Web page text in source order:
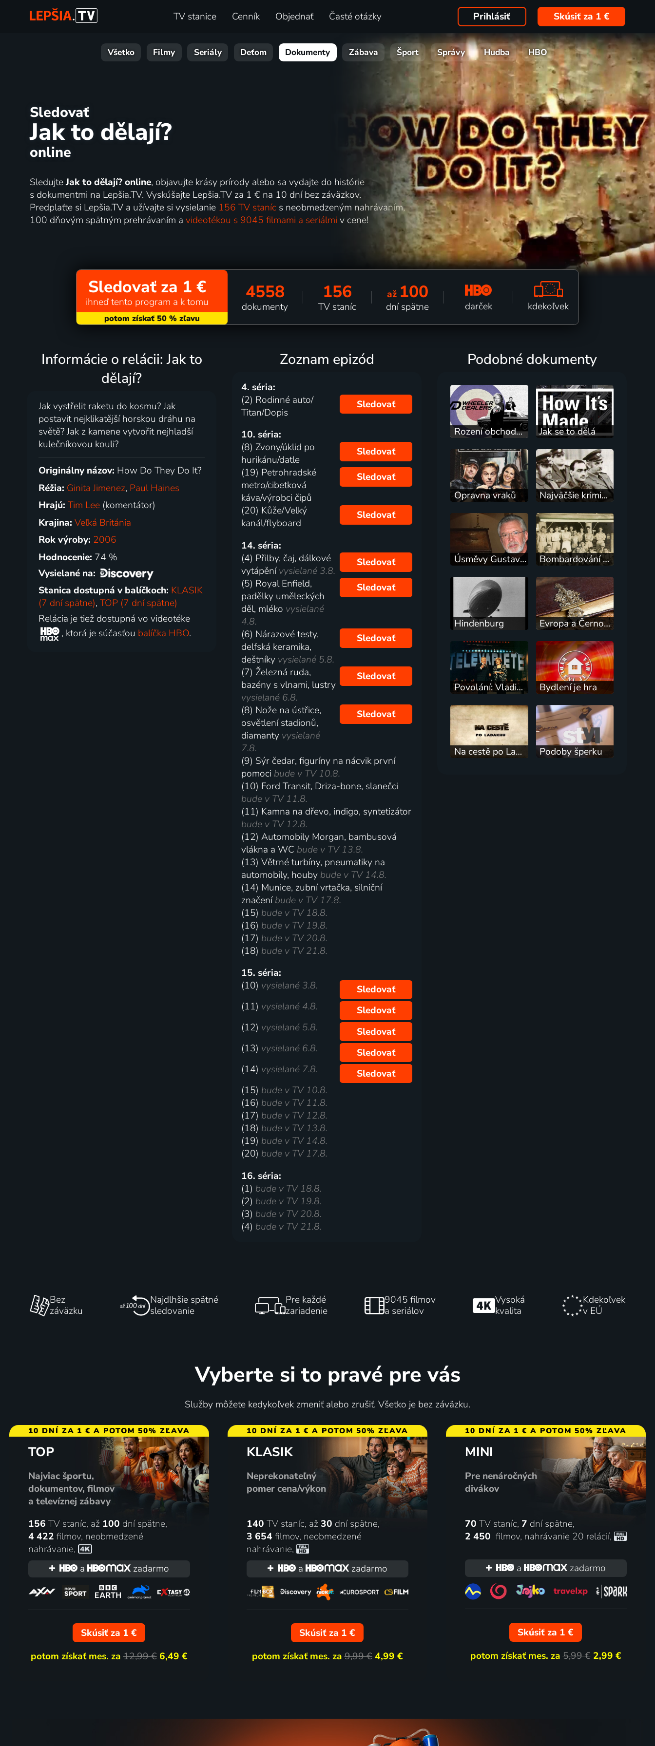
TV stanice Cenník Objednať Časté otázky Prihlásiť Skúsiť za 1 €
Všetko Filmy Seriály Deťom Dokumenty Zábava Šport Správy Hudba HBO
Sledovať
Jak to dělají?
online
SledujteJak to dělají? online, objavujte krásy prírody alebo sa vydajte do histórie
s dokumentmi na Lepšia.TV. Vyskúšajte Lepšia.TV za 1 € na 10 dní bez záväzkov.
Predplaťte si Lepšia.TV a užívajte si vysielanie 156 TV stanícs neobmedzeným nahrávaním,
100 dňovým spätným prehrávaním a videotékou s 9045 filmami a seriálmi v cene!
Sledovať za 1 €
ihneď tento program a k tomu 4558
dokumenty
156
TV staníc
až 100
dní spätne darček kdekoľvek
Informácie o relácii: Jak to
dělají?
Jak vystřelit raketu do kosmu? Jak
postavit nejklikatější horskou dráhu na
světě? Jak z kamene vytvořit nejhladší
kulečníkovou kouli?
Originálny názov: How Do They Do It?
Réžia: Ginita Jimenez, Paul Haines
Hrajú:Tim Lee (komentátor)
Krajina:Veľká Británia
Rok výroby: 2006
Hodnocenie: 74 %
Vysielané na:
Stanica dostupná v balíčkoch: KLASIK
(7 dní spätne),TOP (7 dní spätne)
Relácia je tiež dostupná vo videotéke
, ktorá je súčasťou balíčka HBO.
Zoznam epizód
4. séria:
(2) Rodinné auto/
Titan/Dopis
Sledovať
10. séria:
(8) Zvony/úklid po
hurikánu/datle
Sledovať
(19) Petrohradské
metro/cibetková
káva/výrobci čipů
Sledovať
(20) Kůže/Velký
kanál/flyboard
Sledovať
14. séria:
(4) Přilby, čaj, dálkové
vytápěnívysielané 3.8.
Sledovať
(5) Royal Enfield,
padělky uměleckých
děl, mléko vysielané
4.8.
Sledovať
(6) Nárazové testy,
delfská keramika,
deštníky vysielané 5.8.
Sledovať
(7) Železná ruda,
bazény s vlnami, lustry
vysielané 6.8.
Sledovať
(8) Nože na ústřice,
osvětlení stadionů,
diamanty vysielané
7.8.
Sledovať
(9) Sýr čedar, figuríny na nácvik první
pomoci bude v TV 10.8.
(10) Ford Transit, Driza-bone, slanečci
bude v TV 11.8.
(11) Kamna na dřevo, indigo, syntetizátor
bude v TV 12.8.
(12) Automobily Morgan, bambusová
vlákna a WC bude v TV 13.8.
(13) Větrné turbíny, pneumatiky na
automobily, houby bude v TV 14.8.
(14) Munice, zubní vrtačka, silniční
značeníbude v TV 17.8.
(15) bude v TV 18.8.
(16) bude v TV 19.8.
(17) bude v TV 20.8.
(18) bude v TV 21.8.
15. séria:
(10) vysielané 3.8.
Sledovať
(11) vysielané 4.8.
Sledovať
(12) vysielané 5.8.
Sledovať
(13) vysielané 6.8.
Sledovať
(14) vysielané 7.8.
Sledovať
(15) bude v TV 10.8.
(16) bude v TV 11.8.
(17) bude v TV 12.8.
(18) bude v TV 13.8.
(19) bude v TV 14.8.
(20) bude v TV 17.8.
16. séria:
(1) bude v TV 18.8.
(2) bude v TV 19.8.
(3) bude v TV 20.8.
(4) bude v TV 21.8.
Podobné dokumenty
Rození obchodníci Jak se to dělá
Opravna vraků Najväčšie kriminálne prípady Slovenska
Úsměvy Gustava Oplustila Bombardování Darwinu: Nepříjemná pravda
Hindenburg Evropa a Černobyl
Povolání: Vladimír Dvořák Bydlení je hra
Na cestě po Ladakhu Podoby šperku
Bez
záväzku
Najdlhšie spätné
sledovanie
Pre každé
zariadenie
9045 filmov
a seriálov
Vysoká
kvalita
Kdekoľvek
v EÚ
Vyberte si to pravé pre vás
Služby môžete kedykoľvek zmeniť alebo zrušiť. Všetko je bez záväzku.
10 DNÍ ZA 1 € A POTOM 50% ZĽAVA
TOP
Najviac športu,
dokumentov, filmov
a televíznej zábavy
156 TV staníc, až 100 dní spätne,
4 422 filmov, neobmedzené
nahrávanie,
a
zadarmo
Skúsiť za 1 €
potom získať mes. za12,99 € 6,49 €
10 DNÍ ZA 1 € A POTOM 50% ZĽAVA
KLASIK
Neprekonateľný
pomer cena/výkon
140 TV staníc, až 30 dní spätne,
3 654 filmov, neobmedzené
nahrávanie,
a
zadarmo
Skúsiť za 1 €
potom získať mes. za9,99 € 4,99 €
10 DNÍ ZA 1 € A POTOM 50% ZĽAVA
MINI
Pre nenáročných
divákov
70 TV staníc, 7 dní spätne,
2 450 filmov, nahrávanie 20 relácií,
a zadarmo
Skúsiť za 1 €
potom získať mes. za5,99 € 2,99 €